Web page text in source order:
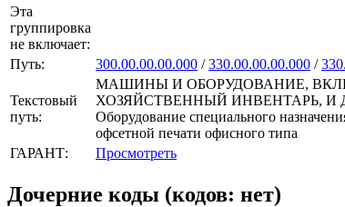
Эта
группировка
не включает:
Путь:
300.00.00.00.000 /330.00.00.00.000 /
Текстовый
путь:
МАШИНЫ И ОБОРУДОВАНИЕ,
ХОЗЯЙСТВЕННЫЙ ИНВЕНТАРЬ, И
Оборудование специального
офсетной печати офисного типа
ГАРАНТ:
Просмотреть
Дочерние коды (кодов: нет)